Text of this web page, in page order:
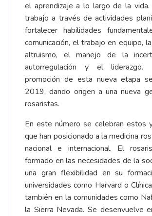
el aprendizaje a lo largo de la vida.
trabajo a través de actividades
fortalecer habilidades
comunicación, el trabajo en equipo,
altruismo, el manejo de la
autorregulación y el liderazgo.
promoción de esta nueva etapa
2019, dando origen a una nueva
rosaristas.
En este número se celebran estos
que han posicionado a la medicina
nacional e internacional. El
formado en las necesidades de la
una gran flexibilidad en su
universidades como Harvard o
también en la comunidades como
la Sierra Nevada. Se desenvuelve